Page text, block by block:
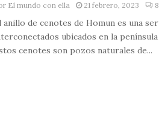
El mundo con ella 21 febrero, 2023 8
anillo de cenotes de Homun es una
ubicados en la península
cenotes son pozos naturales de...